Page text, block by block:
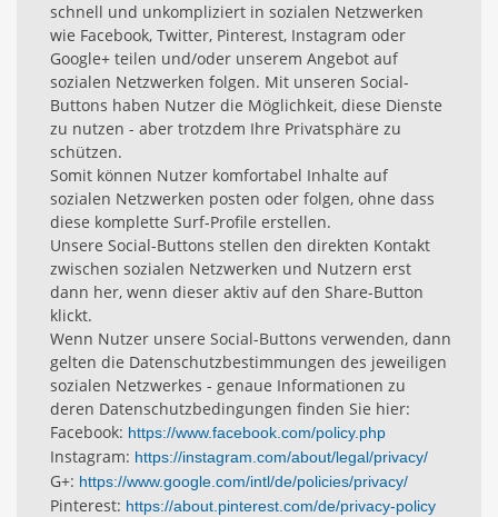
schnell und unkompliziert in sozialen Netzwerken
wie Facebook, Twitter, Pinterest, Instagram oder
Google+ teilen und/oder unserem Angebot auf
sozialen Netzwerken folgen. Mit unseren Social-
Buttons haben Nutzer die Möglichkeit, diese Dienste
zu nutzen - aber trotzdem Ihre Privatsphäre zu
schützen.
Somit können Nutzer komfortabel Inhalte auf
sozialen Netzwerken posten oder folgen, ohne dass
diese komplette Surf-Profile erstellen.
Unsere Social-Buttons stellen den direkten Kontakt
zwischen sozialen Netzwerken und Nutzern erst
dann her, wenn dieser aktiv auf den Share-Button
klickt.
Wenn Nutzer unsere Social-Buttons verwenden, dann
gelten die Datenschutzbestimmungen des jeweiligen
sozialen Netzwerkes - genaue Informationen zu
deren Datenschutzbedingungen finden Sie hier:
Facebook: https://www.facebook.com/policy.php
Instagram: https://instagram.com/about/legal/privacy/
G+: https://www.google.com/intl/de/policies/privacy/
Pinterest: https://about.pinterest.com/de/privacy-policy